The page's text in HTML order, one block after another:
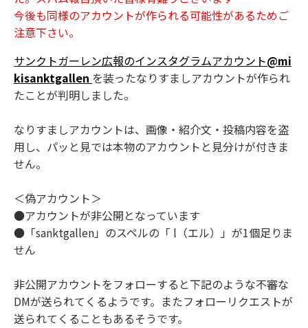
今後も同様のアカウントが作られる可能性があるためご
注意下さい。
サンクトガーレン広報のインスタグラムアカウント@mi
kisanktgallen を装ったなりすましアカウントが作られ
たことが判明しました。
なりすましアカウントは、画像・紹介文・投稿内容を盗
用し、パッと見では本物のアカウントと見分けが付きま
せん。
＜偽アカウント＞
●アカウントが非公開となっています
●「sanktgallen」のスペルの「 l（エル）」が1個足りま
せん
非公開アカウントをフォローすると下記のような不審な
DMが送られてくるようです。またフォローリクエストが
送られてくることもあるそうです。